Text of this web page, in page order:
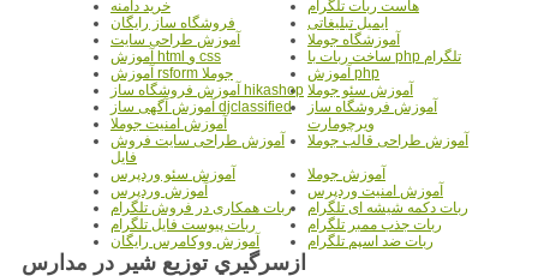
هاست ربات تلگرام
خرید دامنه
ایمیل تبلیغاتی
فروشگاه ساز رایگان
آموزشگاه جوملا
آموزش طراحی سایت
ساخت ربات با php تلگرام
آموزش html و css
آموزش php
آموزش rsform جوملا
آموزش سئو جوملا آموزش فروشگاه ساز hikashop
آموزش فروشگاه ساز
ویرچومارت
آموزش آگهی ساز djclassified
آموزش امنیت جوملا
آموزش طراحی قالب جوملا
آموزش طراحی سایت فروش
فایل
آموزش جوملا
آموزش سئو وردپرس
آموزش امنیت وردپرس
آموزش وردپرس
ربات دکمه شیشه ای تلگرام
ربات همکاری در فروش تلگرام
ربات جذب ممبر تلگرام
ربات پیوست فایل تلگرام
ربات ضد اسپم تلگرام
آموزش ووکامرس رایگان
ازسرگيري توزيع شير در مدارس